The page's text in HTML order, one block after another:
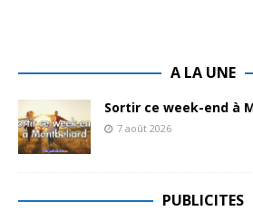
A LA UNE
Sortir ce week-end à
7 août 2026
PUBLICITES